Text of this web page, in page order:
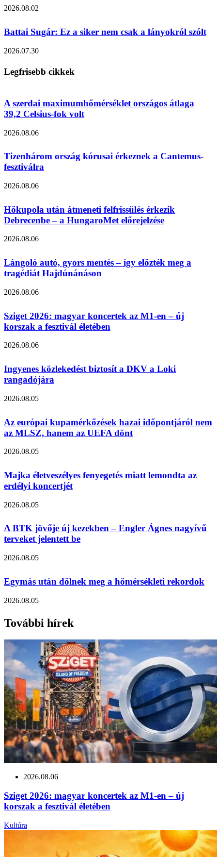
2026.08.02
Battai Sugár: Ez a siker nem csak a lányokról szólt
2026.07.30
Legfrisebb cikkek
A szerdai maximumhőmérséklet országos átlaga
39,2 Celsius-fok volt
2026.08.06
Tizenhárom ország kórusai érkeznek a Cantemus-
fesztiválra
2026.08.06
Hőkupola után átmeneti felfrissülés érkezik
Debrecenbe – a HungaroMet előrejelzése
2026.08.06
Lángoló autó, gyors mentés – így előzték meg a
tragédiát Hajdúnánáson
2026.08.06
Sziget 2026: magyar koncertek az M1‑en – új
korszak a fesztivál életében
2026.08.06
Ingyenes közlekedést biztosít a DKV a Loki
rangadójára
2026.08.05
Az európai kupamérkőzések hazai időpontjáról nem
az MLSZ, hanem az UEFA dönt
2026.08.05
Majka életveszélyes fenyegetés miatt lemondta az
erdélyi koncertjét
2026.08.05
A BTK jövője új kezekben – Engler Ágnes nagyívű
terveket jelentett be
2026.08.05
Egymás után dőlnek meg a hőmérsékleti rekordok
2026.08.05
További hírek
2026.08.06
Sziget 2026: magyar koncertek az M1‑en – új
korszak a fesztivál életében
Kultúra